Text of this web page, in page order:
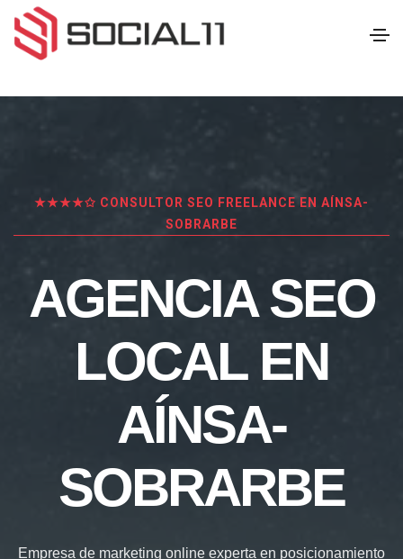
★★★★✩ CONSULTOR SEO FREELANCE EN AÍNSA-
SOBRARBE
AGENCIA SEO
LOCAL EN
AÍNSA-
SOBRARBE
Empresa de marketing online experta en posicionamiento